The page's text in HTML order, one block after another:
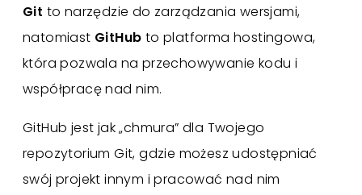
Git to narzędzie do zarządzania wersjami,
natomiast GitHub to platforma hostingowa,
która pozwala na przechowywanie kodu i
współpracę nad nim.
GitHub jest jak „chmura” dla Twojego
repozytorium Git, gdzie możesz udostępniać
swój projekt innym i pracować nad nim